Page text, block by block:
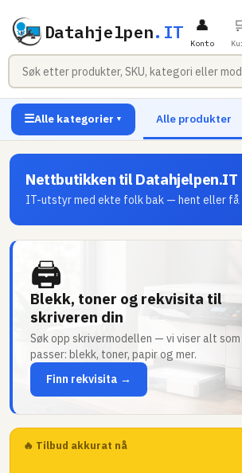
Datahjelpen.IT 👤
Konto
☰Alle kategorier ▼ Alle produkter
Nettbutikken til Datahjelpen.IT
IT-utstyr med ekte folk bak — hent eller få
🖨
Blekk, toner og rekvisita til
skriveren din
Søk opp skrivermodellen — vi viser alt som
passer: blekk, toner, papir og mer.
Finn rekvisita →
🔥 Tilbud akkurat nå